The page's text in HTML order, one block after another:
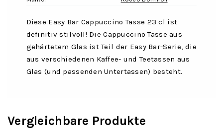
Diese Easy Bar Cappuccino Tasse 23 cl ist
definitiv stilvoll! Die Cappuccino Tasse aus
gehärtetem Glas ist Teil der Easy Bar-Serie, die
aus verschiedenen Kaffee- und Teetassen aus
Glas (und passenden Untertassen) besteht.
Vergleichbare Produkte